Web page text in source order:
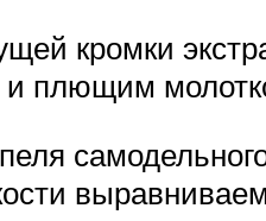
кромки
и плющим